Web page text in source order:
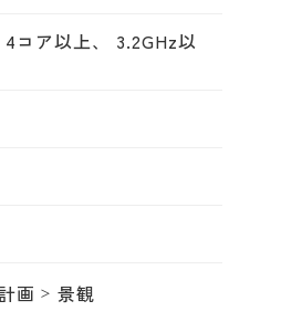
コア以上、 3.2GHz以
画
景観